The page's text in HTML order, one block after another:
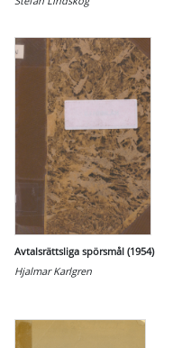
Avtalsrättsliga spörsmål (1954)
Hjalmar Karlgren